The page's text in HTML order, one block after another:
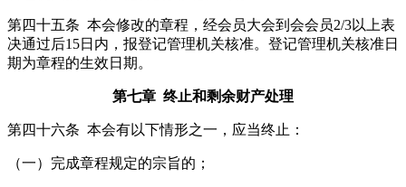
第四十五条 本会修改的章程，经会员大会到会会员2/3以上表
决通过后15日内，报登记管理机关核准。登记管理机关核准日
期为章程的生效日期。
第七章 终止和剩余财产处理
第四十六条 本会有以下情形之一，应当终止：
（一）完成章程规定的宗旨的；